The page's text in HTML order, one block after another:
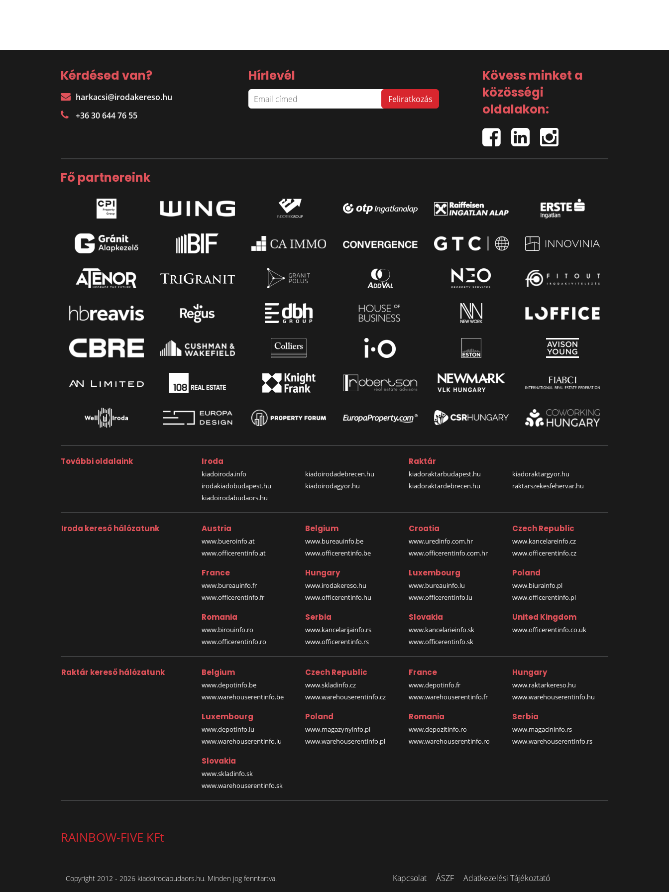
Kérdésed van?
harkacsi@irodakereso.hu
+36 30 644 76 55
Hírlevél
Kövess minket a
közösségi
oldalakon:
Fő partnereink
További oldalaink Iroda
kiadoiroda.info
irodakiadobudapest.hu
kiadoirodabudaors.hu
kiadoirodadebrecen.hu
kiadoirodagyor.hu
Raktár
kiadoraktarbudapest.hu
kiadoraktardebrecen.hu
kiadoraktargyor.hu
raktarszekesfehervar.hu
Iroda kereső hálózatunk Austria
www.bueroinfo.at
www.officerentinfo.at
Belgium
www.bureauinfo.be
www.officerentinfo.be
Croatia
www.uredinfo.com.hr
www.officerentinfo.com.hr
Czech Republic
www.kancelareinfo.cz
www.officerentinfo.cz
France
www.bureauinfo.fr
www.officerentinfo.fr
Hungary
www.irodakereso.hu
www.officerentinfo.hu
Luxembourg
www.bureauinfo.lu
www.officerentinfo.lu
Poland
www.biurainfo.pl
www.officerentinfo.pl
Romania
www.birouinfo.ro
www.officerentinfo.ro
Serbia
www.kancelarijainfo.rs
www.officerentinfo.rs
Slovakia
www.kancelarieinfo.sk
www.officerentinfo.sk
United Kingdom
www.officerentinfo.co.uk
Raktár kereső hálózatunk Belgium
www.depotinfo.be
www.warehouserentinfo.be
Czech Republic
www.skladinfo.cz
www.warehouserentinfo.cz
France
www.depotinfo.fr
www.warehouserentinfo.fr
Hungary
www.raktarkereso.hu
www.warehouserentinfo.hu
Luxembourg
www.depotinfo.lu
www.warehouserentinfo.lu
Poland
www.magazynyinfo.pl
www.warehouserentinfo.pl
Romania
www.depozitinfo.ro
www.warehouserentinfo.ro
Serbia
www.magacininfo.rs
www.warehouserentinfo.rs
Slovakia
www.skladinfo.sk
www.warehouserentinfo.sk
RAINBOW-FIVE KFt
Copyright 2012 - 2026 kiadoirodabudaors.hu. Minden jog fenntartva. Kapcsolat ÁSZF Adatkezelési Tájékoztató